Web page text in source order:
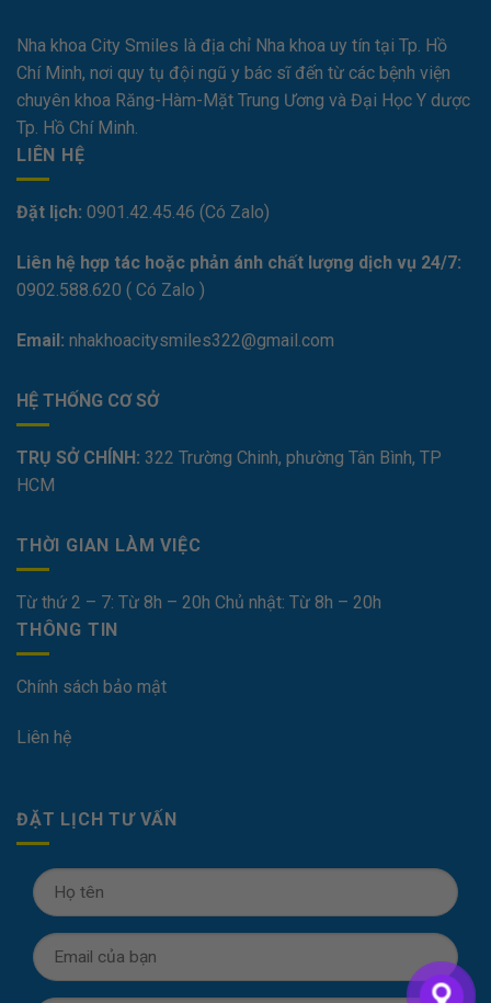
Nha khoa City Smiles là địa chỉ Nha khoa uy tín tại Tp. Hồ
Chí Minh, nơi quy tụ đội ngũ y bác sĩ đến từ các bệnh viện
chuyên khoa Răng-Hàm-Mặt Trung Ương và Đại Học Y dược
Tp. Hồ Chí Minh.
LIÊN HỆ
Đặt lịch: 0901.42.45.46 (Có Zalo)
Liên hệ hợp tác hoặc phản ánh chất lượng dịch vụ 24/7:
0902.588.620 ( Có Zalo )
Email: nhakhoacitysmiles322@gmail.com
HỆ THỐNG CƠ SỞ
TRỤ SỞ CHÍNH: 322 Trường Chinh, phường Tân Bình, TP
HCM
THỜI GIAN LÀM VIỆC
Từ thứ 2 – 7: Từ 8h – 20h Chủ nhật: Từ 8h – 20h
THÔNG TIN
Chính sách bảo mật
Liên hệ
ĐẶT LỊCH TƯ VẤN